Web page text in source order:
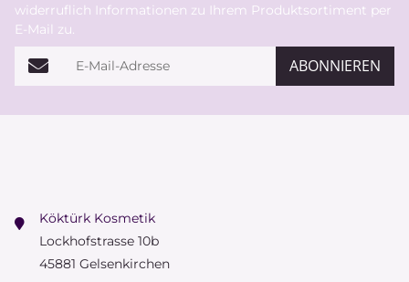
widerruflich Informationen zu Ihrem Produktsortiment per
E-Mail zu.
E-Mail-Adresse ABONNIEREN
Köktürk Kosmetik
Lockhofstrasse 10b
45881 Gelsenkirchen